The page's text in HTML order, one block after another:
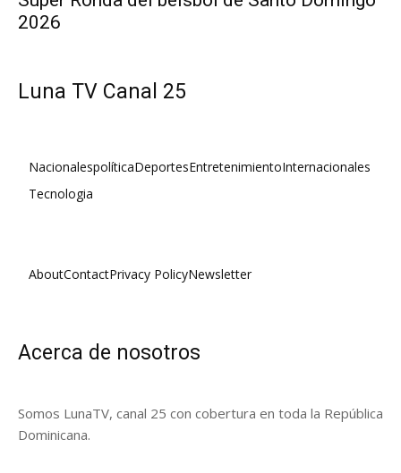
2026
Luna TV Canal 25
NacionalespolíticaDeportesEntretenimientoInternacionales
Tecnologia
AboutContactPrivacy PolicyNewsletter
Acerca de nosotros
Somos LunaTV, canal 25 con cobertura en toda la República
Dominicana.